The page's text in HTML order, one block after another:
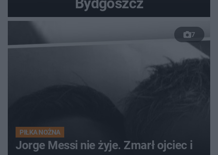
7
PIŁKA NOŻNA
Jorge Messi nie żyje. Zmarł ojciec i